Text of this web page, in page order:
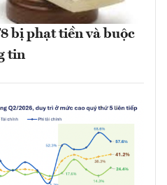
bị phạt tiền và buộc
tin